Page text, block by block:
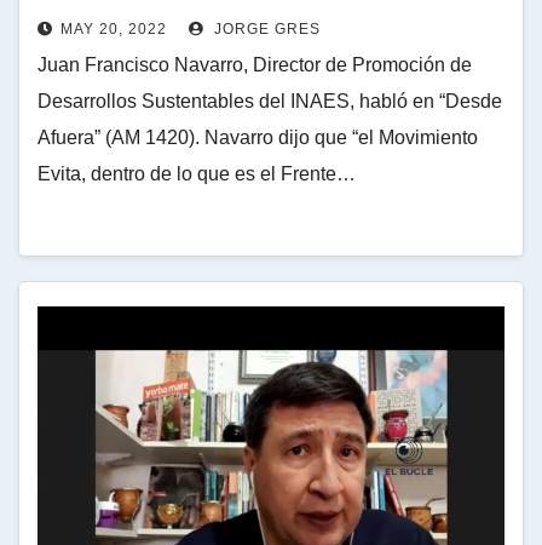
MAY 20, 2022 JORGE GRES
Juan Francisco Navarro, Director de Promoción de
Desarrollos Sustentables del INAES, habló en “Desde
Afuera” (AM 1420). Navarro dijo que “el Movimiento
Evita, dentro de lo que es el Frente…